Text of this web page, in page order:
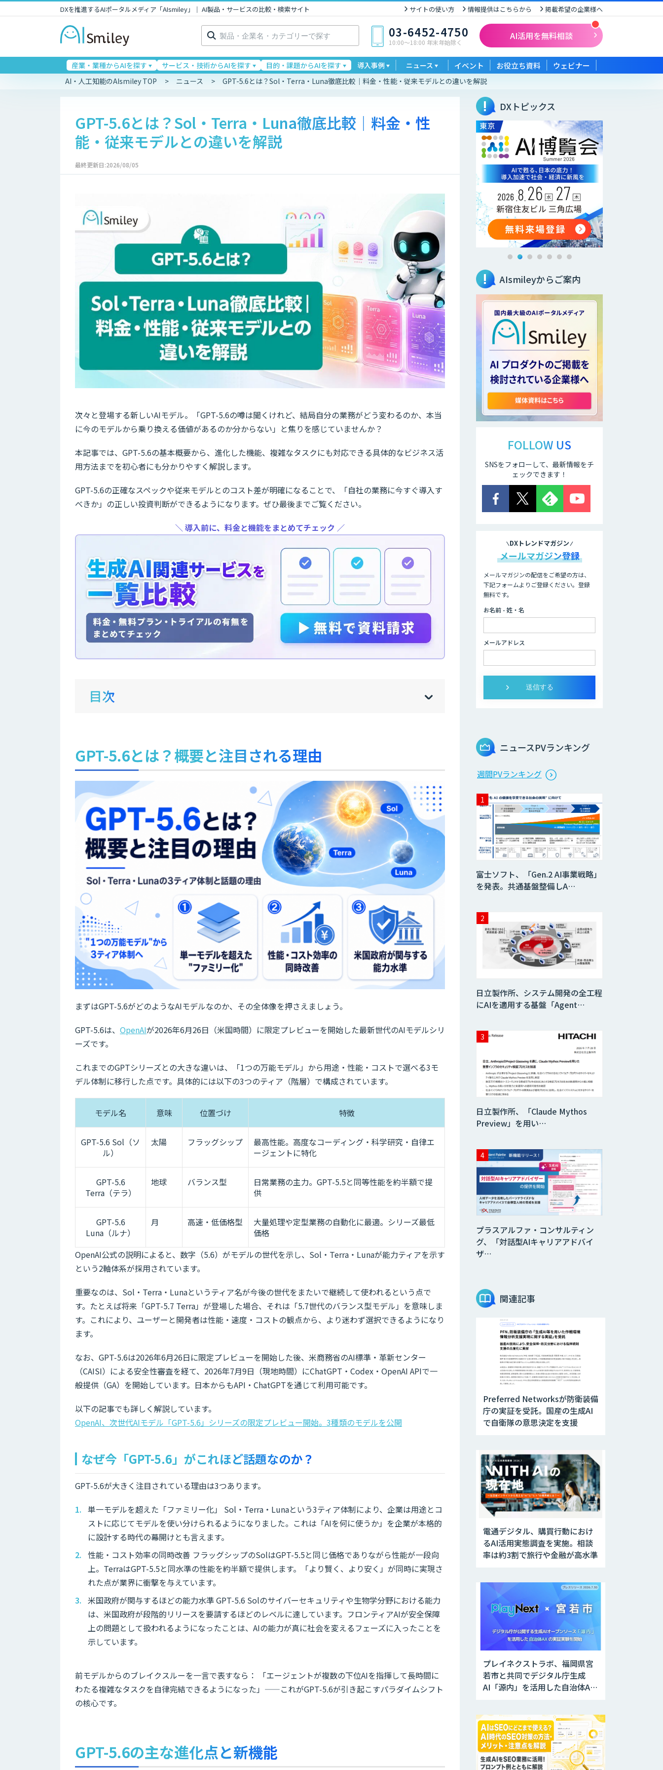
DXを推進するAIポータルメディア「AIsmiley」｜ AI製品・サービスの比較・検索サイト サイトの使い方 情報提供はこちらから 掲載希望の企業様へ
検
索: 03-6452-4750
10:00〜18:00 年末年始除く
AI活用を無料相談
産業・業種からAIを探す サービス・技術からAIを探す 目的・課題からAIを探す 導入事例 ニュース イベント お役立ち資料 ウェビナー
AI・人工知能のAIsmiley TOP ニュース GPT-5.6とは？Sol・Terra・Luna徹底比較｜料金・性能・従来モデルとの違いを解説
GPT-5.6とは？Sol・Terra・Luna徹底比較｜料金・性
能・従来モデルとの違いを解説
最終更新日:2026/08/05
次々と登場する新しいAIモデル。「GPT-5.6の噂は聞くけれど、結局自分の業務がどう変わるのか、本当
に今のモデルから乗り換える価値があるのか分からない」と焦りを感じていませんか？
本記事では、GPT-5.6の基本概要から、進化した機能、複雑なタスクにも対応できる具体的なビジネス活
用方法までを初心者にも分かりやすく解説します。
GPT-5.6の正確なスペックや従来モデルとのコスト差が明確になることで、「自社の業務に今すぐ導入す
べきか」の正しい投資判断ができるようになります。ぜひ最後までご覧ください。
＼ 導入前に、料金と機能をまとめてチェック ／
目次 [hi
]
[sh
]
GPT-5.6とは？概要と注目される理由
まずはGPT-5.6がどのようなAIモデルなのか、その全体像を押さえましょう。
GPT-5.6は、 OpenAIが2026年6月26日（米国時間）に限定プレビューを開始した最新世代のAIモデルシリ
ーズです。
これまでのGPTシリーズとの大きな違いは、「1つの万能モデル」から用途・性能・コストで選べる3モ
デル体制に移行した点です。具体的には以下の3つのティア（階層）で構成されています。
モデル名 意味 位置づけ 特徴
GPT-5.6 Sol（ソ
ル）
太陽 フラッグシップ
最高性能。高度なコーディング・科学研究・自律エ
ージェントに特化
GPT-5.6
Terra（テラ）
地球 バランス型
日常業務の主力。GPT-5.5と同等性能を約半額で提
供
GPT-5.6
Luna（ルナ）
月 高速・低価格型
大量処理や定型業務の自動化に最適。シリーズ最低
価格
OpenAI公式の説明によると、数字（5.6）がモデルの世代を示し、Sol・Terra・Lunaが能力ティアを示す
という2軸体系が採用されています。
重要なのは、Sol・Terra・Lunaというティア名が今後の世代をまたいで継続して使われるという点で
す。たとえば将来「GPT-5.7 Terra」が登場した場合、それは「5.7世代のバランス型モデル」を意味しま
す。これにより、ユーザーと開発者は性能・速度・コストの観点から、より迷わず選択できるようになり
ます。
なお、GPT-5.6は2026年6月26日に限定プレビューを開始した後、米商務省のAI標準・革新センター
（CAISI）による安全性審査を経て、2026年7月9日（現地時間）にChatGPT・Codex・OpenAI APIで一
般提供（GA）を開始しています。日本からもAPI・ChatGPTを通じて利用可能です。
以下の記事でも詳しく解説しています。
OpenAI、次世代AIモデル「GPT-5.6」シリーズの限定プレビュー開始。3種類のモデルを公開
なぜ今「GPT-5.6」がこれほど話題なのか？
GPT-5.6が大きく注目されている理由は3つあります。
単一モデルを超えた「ファミリー化」 Sol・Terra・Lunaという3ティア体制により、企業は用途とコ
ストに応じてモデルを使い分けられるようになりました。これは「AIを何に使うか」を企業が本格的
に設計する時代の幕開けとも言えます。
性能・コスト効率の同時改善 フラッグシップのSolはGPT-5.5と同じ価格でありながら性能が一段向
上。TerraはGPT-5.5と同水準の性能を約半額で提供します。「より賢く、より安く」が同時に実現さ
れた点が業界に衝撃を与えています。
米国政府が関与するほどの能力水準 GPT-5.6 Solのサイバーセキュリティや生物学分野における能力
は、米国政府が段階的リリースを要請するほどのレベルに達しています。フロンティアAIが安全保障
上の問題として扱われるようになったことは、AIの能力が真に社会を変えるフェーズに入ったことを
示しています。
前モデルからのブレイクスルーを一言で表すなら： 「エージェントが複数の下位AIを指揮して長時間に
わたる複雑なタスクを自律完結できるようになった」——これがGPT-5.6が引き起こすパラダイムシフト
の核心です。
GPT-5.6の主な進化点と新機能
DXトピックス
AIsmileyからご案内
FOLLOW US
SNSをフォローして、最新情報をチ
ェックできます！
DXトレンドマガジン
メールマガジン登録
メールマガジンの配信をご希望の方は、
下記フォームよりご登録ください。登録
無料です。
お名前 - 姓・名
メールアドレス
ニュースPVランキング
週間PVランキング
富士ソフト、「Gen.2 AI事業戦略」
を発表。共通基盤整備しA…
日立製作所、システム開発の全工程
にAIを適用する基盤「Agent…
日立製作所、「Claude Mythos
Preview」を用い…
プラスアルファ・コンサルティン
グ、「対話型AIキャリアアドバイ
ザ…
関連記事
Preferred Networksが防衛装備
庁の実証を受託。国産の生成AI
で自衛隊の意思決定を支援
電通デジタル、購買行動におけ
るAI活用実態調査を実施。相談
率は約3割で旅行や金融が高水準
プレイネクストラボ、福岡県宮
若市と共同でデジタル庁生成
AI「源内」を活用した自治体AX